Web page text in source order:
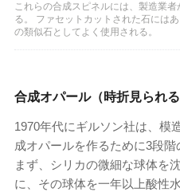
これらの合成スピネルには、製造業
る。 ファセットカットされた石には
の類似石としてよく使用される。
合成オパール（時折見られる
1970年代にギルソン社は、模
成オパールを作るために3段階
まず、シリカの微細な球体を
に、その球体を一年以上酸性